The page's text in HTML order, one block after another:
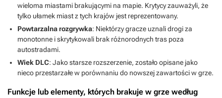
wieloma miastami brakującymi na mapie. Krytycy zauważyli, że
tylko ułamek miast z tych krajów jest reprezentowany.
Powtarzalna rozgrywka: Niektórzy gracze uznali drogi za
monotonne i skrytykowali brak różnorodnych tras poza
autostradami.
Wiek DLC: Jako starsze rozszerzenie, zostało opisane jako
nieco przestarzałe w porównaniu do nowszej zawartości w grze.
Funkcje lub elementy, których brakuje w grze według